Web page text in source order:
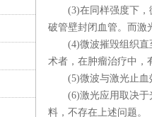
(3)在同样强度下，微
破管壁封闭血管。而激
(4)微波摧毁组织直至
术者，在肿瘤治疗中，
(5)微波与激光止血效
(6)激光应用取决于光
料，不存在上述问题。